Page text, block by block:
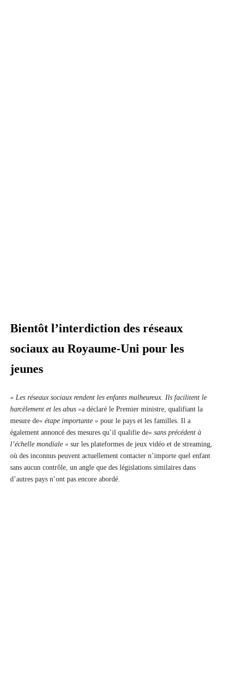
Bientôt l’interdiction des réseaux
sociaux au Royaume-Uni pour les
jeunes
« Les réseaux sociaux rendent les enfants malheureux. Ils facilitent le
harcèlement et les abus »a déclaré le Premier ministre, qualifiant la
mesure de« étape importante » pour le pays et les familles. Il a
également annoncé des mesures qu’il qualifie de« sans précédent à
l’échelle mondiale » sur les plateformes de jeux vidéo et de streaming,
où des inconnus peuvent actuellement contacter n’importe quel enfant
sans aucun contrôle, un angle que des législations similaires dans
d’autres pays n’ont pas encore abordé.